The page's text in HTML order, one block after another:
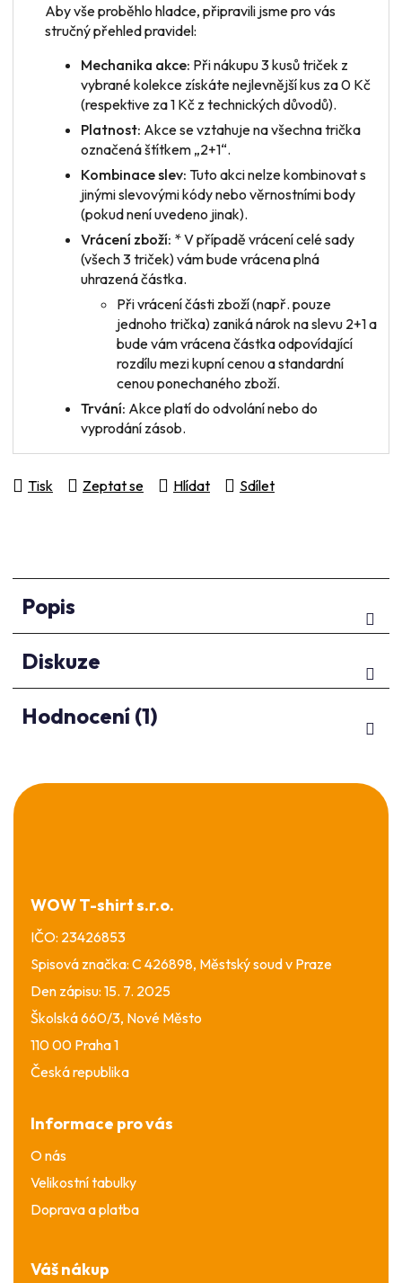
Aby vše proběhlo hladce, připravili jsme pro vás
stručný přehled pravidel:
Mechanika akce: Při nákupu 3 kusů triček z
vybrané kolekce získáte nejlevnější kus za 0 Kč
(respektive za 1 Kč z technických důvodů).
Platnost: Akce se vztahuje na všechna trička
označená štítkem „2+1“.
Kombinace slev: Tuto akci nelze kombinovat s
jinými slevovými kódy nebo věrnostními body
(pokud není uvedeno jinak).
Vrácení zboží: * V případě vrácenícelé sady
(všech 3 triček) vám bude vrácena plná
uhrazená částka.
Při vráceníčásti zboží(např. pouze
jednoho trička) zaniká nárok na slevu 2+1 a
bude vám vrácena částka odpovídající
rozdílu mezi kupní cenou a standardní
cenou ponechaného zboží.
Trvání: Akce platí do odvolání nebo do
vyprodání zásob.
Tisk Zeptat se Hlídat Sdílet
Popis
Diskuze
Hodnocení (1)
Z
á
WOW T-shirt s.r.o.
IČO: 23426853
Spisová značka: C 426898, Městský soud v Praze
Den zápisu: 15. 7. 2025
Školská 660/3, Nové Město
110 00 Praha 1
Česká republika
Informace pro vás
O nás
Velikostní tabulky
Doprava a platba
Váš nákup